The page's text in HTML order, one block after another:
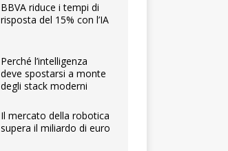
BBVA riduce i tempi di
risposta del 15% con l’IA
Perché l’intelligenza
deve spostarsi a monte
degli stack moderni
Il mercato della robotica
supera il miliardo di euro